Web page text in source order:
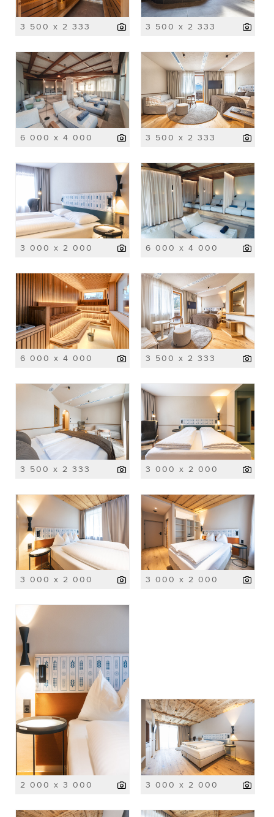
3 500 x 2 333 3 500 x 2 333
6 000 x 4 000 3 500 x 2 333
3 000 x 2 000 6 000 x 4 000
6 000 x 4 000 3 500 x 2 333
3 500 x 2 333 3 000 x 2 000
3 000 x 2 000 3 000 x 2 000
2 000 x 3 000 3 000 x 2 000